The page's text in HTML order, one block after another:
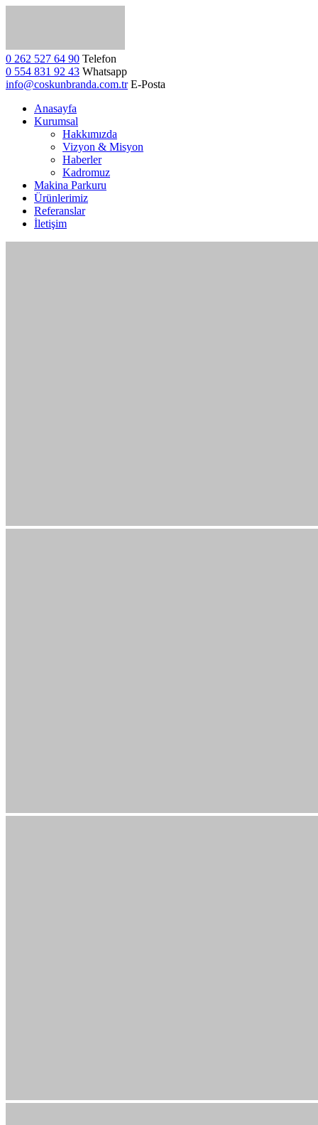
0 262 527 64 90 Telefon
0 554 831 92 43 Whatsapp
info@coskunbranda.com.tr E-Posta
Anasayfa
Kurumsal
Hakkımızda
Vizyon & Misyon
Haberler
Kadromuz
Makina Parkuru
Ürünlerimiz
Referanslar
İletişim